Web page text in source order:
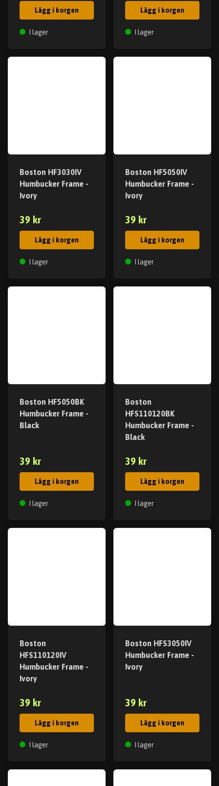
Lägg i korgen
I lager
Lägg i korgen
I lager
Boston HF3030IV
Humbucker Frame -
Ivory
39 kr
Lägg i korgen
I lager
Boston HF5050IV
Humbucker Frame -
Ivory
39 kr
Lägg i korgen
I lager
Boston HF5050BK
Humbucker Frame -
Black
39 kr
Lägg i korgen
I lager
Boston
HFS110120BK
Humbucker Frame -
Black
39 kr
Lägg i korgen
I lager
Boston
HFS110120IV
Humbucker Frame -
Ivory
39 kr
Lägg i korgen
I lager
Boston HFS3050IV
Humbucker Frame -
Ivory
39 kr
Lägg i korgen
I lager